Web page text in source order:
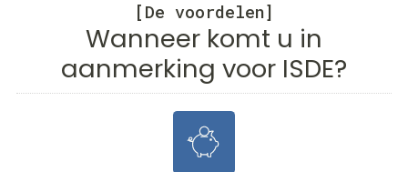
[De voordelen]
Wanneer komt u in
aanmerking voor ISDE?